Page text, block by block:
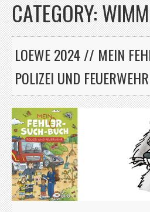
CATEGORY:
LOEWE 2024 // MEIN
POLIZEI UND FEUERWEHR